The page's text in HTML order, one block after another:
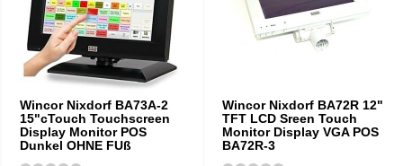
Wincor Nixdorf BA73A-2
15"cTouch Touchscreen
Display Monitor POS
Dunkel OHNE FUß
Wincor Nixdorf BA72R 12"
TFT LCD Sreen Touch
Monitor Display VGA POS
BA72R-3